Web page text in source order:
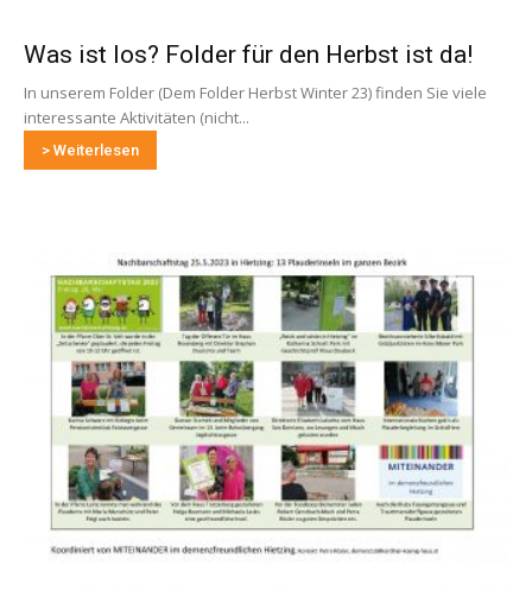
Was ist los? Folder für den Herbst ist da!
In unserem Folder (Dem Folder Herbst Winter 23) finden Sie viele
interessante Aktivitäten (nicht...
> Weiterlesen